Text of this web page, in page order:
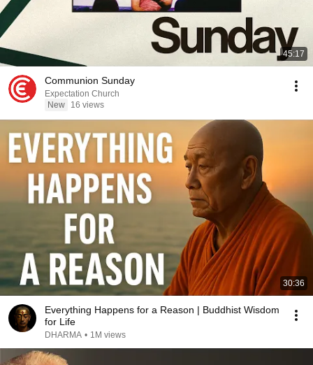
45:17
Communion Sunday
Expectation Church
New
16 views
30:36
Everything Happens for a Reason | Buddhist Wisdom
for Life
DHARMA • 1M views